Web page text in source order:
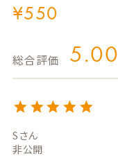
¥550
5.00
S
非公開